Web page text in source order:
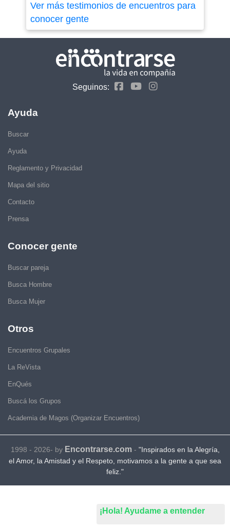
¡Hola! Ayudame a entender
Ver más testimonios de encuentros para
conocer gente
Seguinos:
Ayuda
Buscar
Ayuda
Reglamento y Privacidad
Mapa del sitio
Contacto
Prensa
Conocer gente
Buscar pareja
Busca Hombre
Busca Mujer
Otros
Encuentros Grupales
La ReVista
EnQués
Buscá los Grupos
Academia de Magos (Organizar Encuentros)
1998 - 2026- by Encontrarse.com- "Inspirados en la Alegría,
el Amor, la Amistad y el Respeto, motivamos a la gente a que sea
feliz."